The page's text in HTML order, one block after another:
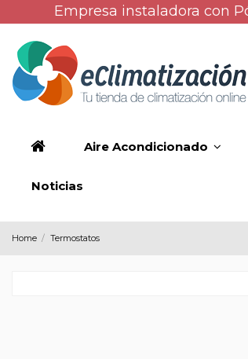
Empresa instaladora con
Aire Acondicionado
Noticias
Home Termostatos